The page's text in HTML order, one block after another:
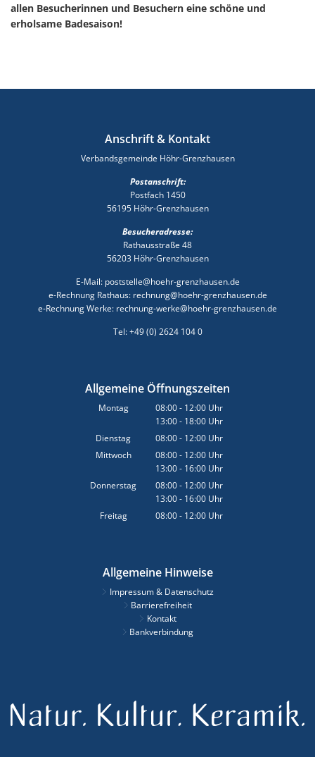
allen Besucherinnen und Besuchern eine schöne und
erholsame Badesaison!
Anschrift & Kontakt
Verbandsgemeinde Höhr-Grenzhausen
Postanschrift:
Postfach 1450
56195 Höhr-Grenzhausen
Besucheradresse:
Rathausstraße 48
56203 Höhr-Grenzhausen
E-Mail: poststelle@hoehr-grenzhausen.de
e-Rechnung Rathaus: rechnung@hoehr-grenzhausen.de
e-Rechnung Werke: rechnung-werke@hoehr-grenzhausen.de
Tel: +49 (0) 2624 104 0
Allgemeine Öffnungszeiten
Montag 08:00- 12:00 Uhr
Von 08:00 bis 12:00 Uhr
13:00- 18:00 Uhr
Von 13:00 bis 18:00 Uhr
Dienstag 08:00- 12:00 Uhr
Von 08:00 bis 12:00 Uhr
Mittwoch 08:00- 12:00 Uhr
Von 08:00 bis 12:00 Uhr
13:00- 16:00 Uhr
Von 13:00 bis 16:00 Uhr
Donnerstag 08:00- 12:00 Uhr
Von 08:00 bis 12:00 Uhr
13:00- 16:00 Uhr
Von 13:00 bis 16:00 Uhr
Freitag 08:00- 12:00 Uhr
Allgemeine Hinweise
Impressum & Datenschutz
Barrierefreiheit
Kontakt
Bankverbindung